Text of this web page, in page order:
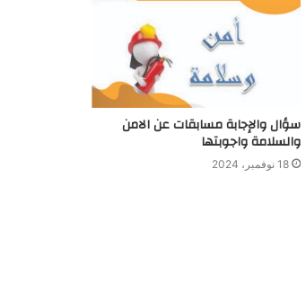
سؤال والإجابة مسابقات عن الامن
والسلامة واجوبتها
18 نوفمبر، 2024